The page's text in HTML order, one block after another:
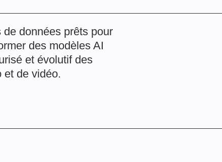
données prêts pour
des modèles AI
et évolutif des
et de vidéo.